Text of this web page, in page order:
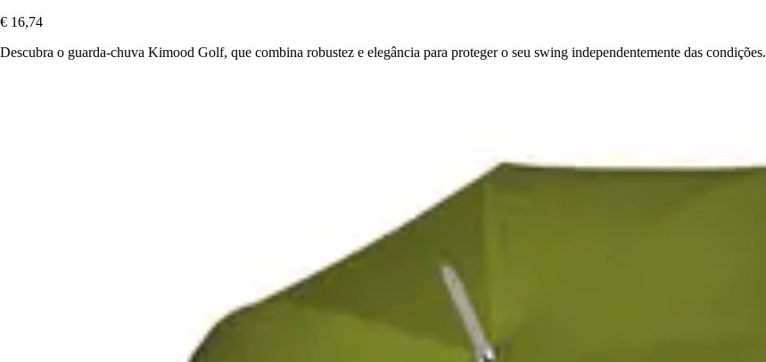
€ 16,74
Descubra o guarda-chuva Kimood Golf, que combina robustez e elegância para proteger o seu swing independentemente das condições.